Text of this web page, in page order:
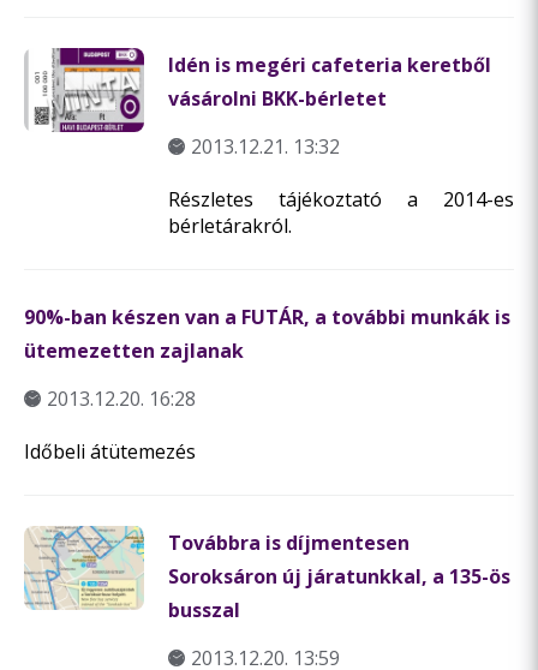
Idén is megéri cafeteria keretből
vásárolni BKK-bérletet
2013.12.21. 13:32
Részletes tájékoztató a 2014-es
bérletárakról.
90%-ban készen van a FUTÁR, a további munkák is
ütemezetten zajlanak
2013.12.20. 16:28
Időbeli átütemezés
Továbbra is díjmentesen
Soroksáron új járatunkkal, a 135-ös
busszal
2013.12.20. 13:59